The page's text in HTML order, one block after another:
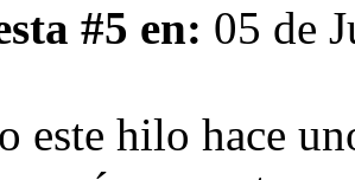
#5 en: 05 de
este hilo hace